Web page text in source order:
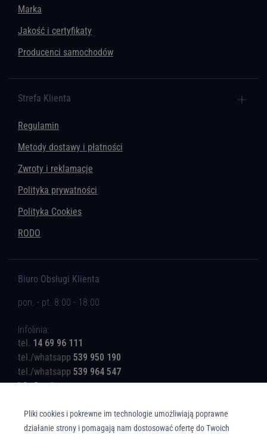
Marka
Jakość i certyfikaty
Producenci samochodów
Strefa Klienta
Regulamin
Metody dostawy i płatności
Zwroty i reklamacje
Polityka prywatności
Polityka Cookies
RODO
Biuro Obsługi Klienta
pon. - pt. 8.00 - 18.00
Infolinia:
tel. 14 69 96 111
tel./whatsapp 539 950 190
tel./whatsapp 539 964 547
b2c@rotinger.com
Pliki cookies i pokrewne im technologie umożliwiają poprawne
działanie strony i pomagają nam dostosować ofertę do Twoich